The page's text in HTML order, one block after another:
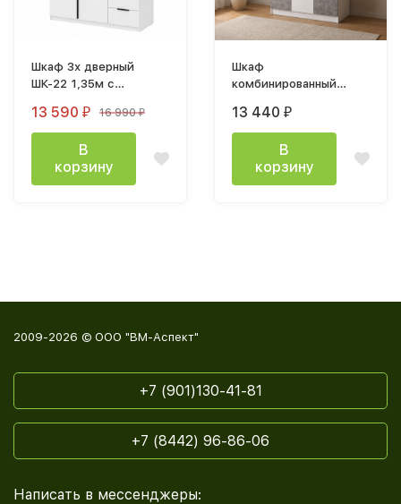
Шкаф 3х дверный
ШК-22 1,35м с
13 590 ₽ 16 990₽
В
корзину
Шкаф
комбинированный
ателье светлое
13 440 ₽
В
корзину
2009-2026 © ООО "ВМ-Аспект"
+7 (901)130-41-81
+7 (8442) 96-86-06
Написать в мессенджеры: